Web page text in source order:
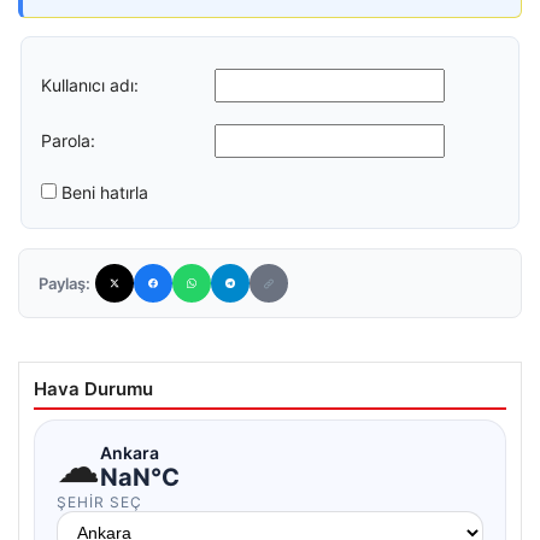
Kullanıcı adı:
Parola:
Beni hatırla
Paylaş:
Hava Durumu
☁Ankara
NaN°C
ŞEHIR SEÇ